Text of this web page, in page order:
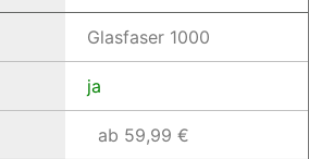
Glasfaser 1000
ja
ab 59,99 €